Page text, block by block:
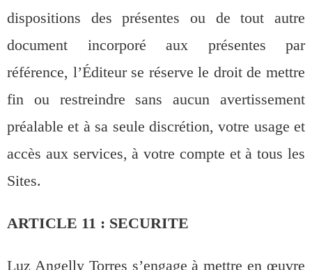
dispositions des présentes ou de tout autre
document incorporé aux présentes par
référence, l’Éditeur se réserve le droit de mettre
fin ou restreindre sans aucun avertissement
préalable et à sa seule discrétion, votre usage et
accès aux services, à votre compte et à tous les
Sites.
ARTICLE 11 : SECURITE
Luz Angelly Torres s’engage à mettre en œuvre